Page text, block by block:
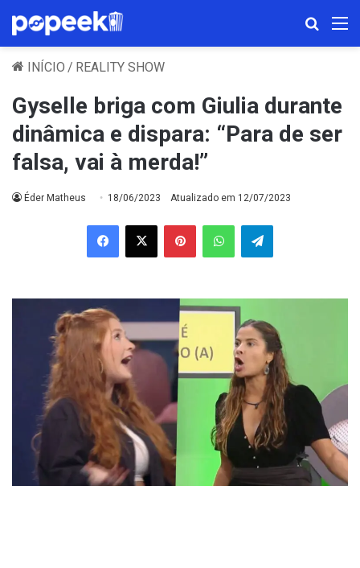
INÍCIO / REALITY SHOW
Gyselle briga com Giulia durante
dinâmica e dispara: “Para de ser
falsa, vai à merda!”
Éder Matheus 18/06/2023 Atualizado em 12/07/2023
Facebook
X PinterestWhatsAppTelegram